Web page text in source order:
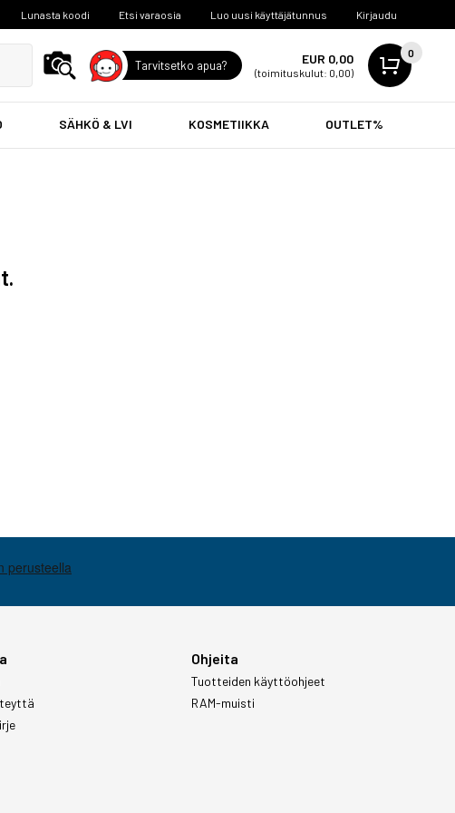
Lunasta koodi Etsi varaosia Luo uusi käyttäjätunnus Kirjaudu
Tarvitsetko apua? EUR 0,00
(toimituskulut: 0,00)
0
SÄHKÖ & LVI KOSMETIIKKA OUTLET%
Ohjeita
Tuotteiden käyttöohjeet
RAM-muisti